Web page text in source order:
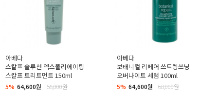
아베다
스칼프 솔루션 엑스폴리에이팅
스칼프 트리트먼트 150ml
5% 64,600원 68,000원
아베다
보태니컬 리페어 쓰트렝쓰닝
오버나이트 세럼 100ml
5% 64,600원 68,000원